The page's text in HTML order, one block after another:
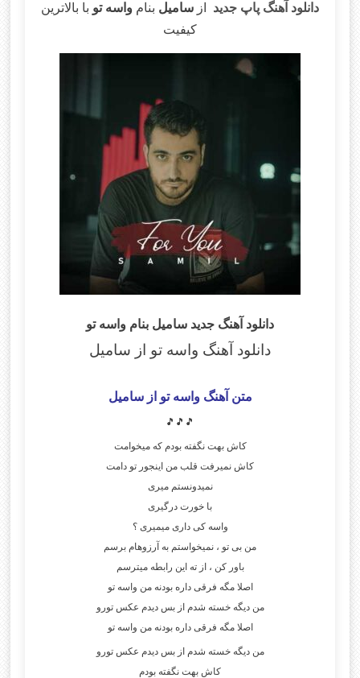
دانلود آهنگ پاپ جدید از سامیل بنام واسه تو با بالاترین
کیفیت
دانلود آهنگ جدید سامیل بنام واسه تو
دانلود آهنگ واسه تو از سامیل
متن آهنگ واسه تو از سامیل
🎵🎵🎵
کاش بهت نگفته بودم که میخوامت
کاش نمیرفت قلب من اینجور تو دامت
نمیدونستم میری
با خورت درگیری
واسه کی داری میمیری ؟
من بی تو ، نمیخواستم به آرزوهام برسم
باور کن ، از ته این رابطه میترسم
اصلا مگه فرقی داره بودنه من واسه تو
من دیگه خسته شدم از بس دیدم عکس تورو
اصلا مگه فرقی داره بودنه من واسه تو
من دیگه خسته شدم از بس دیدم عکس تورو
کاش بهت نگفته بودم